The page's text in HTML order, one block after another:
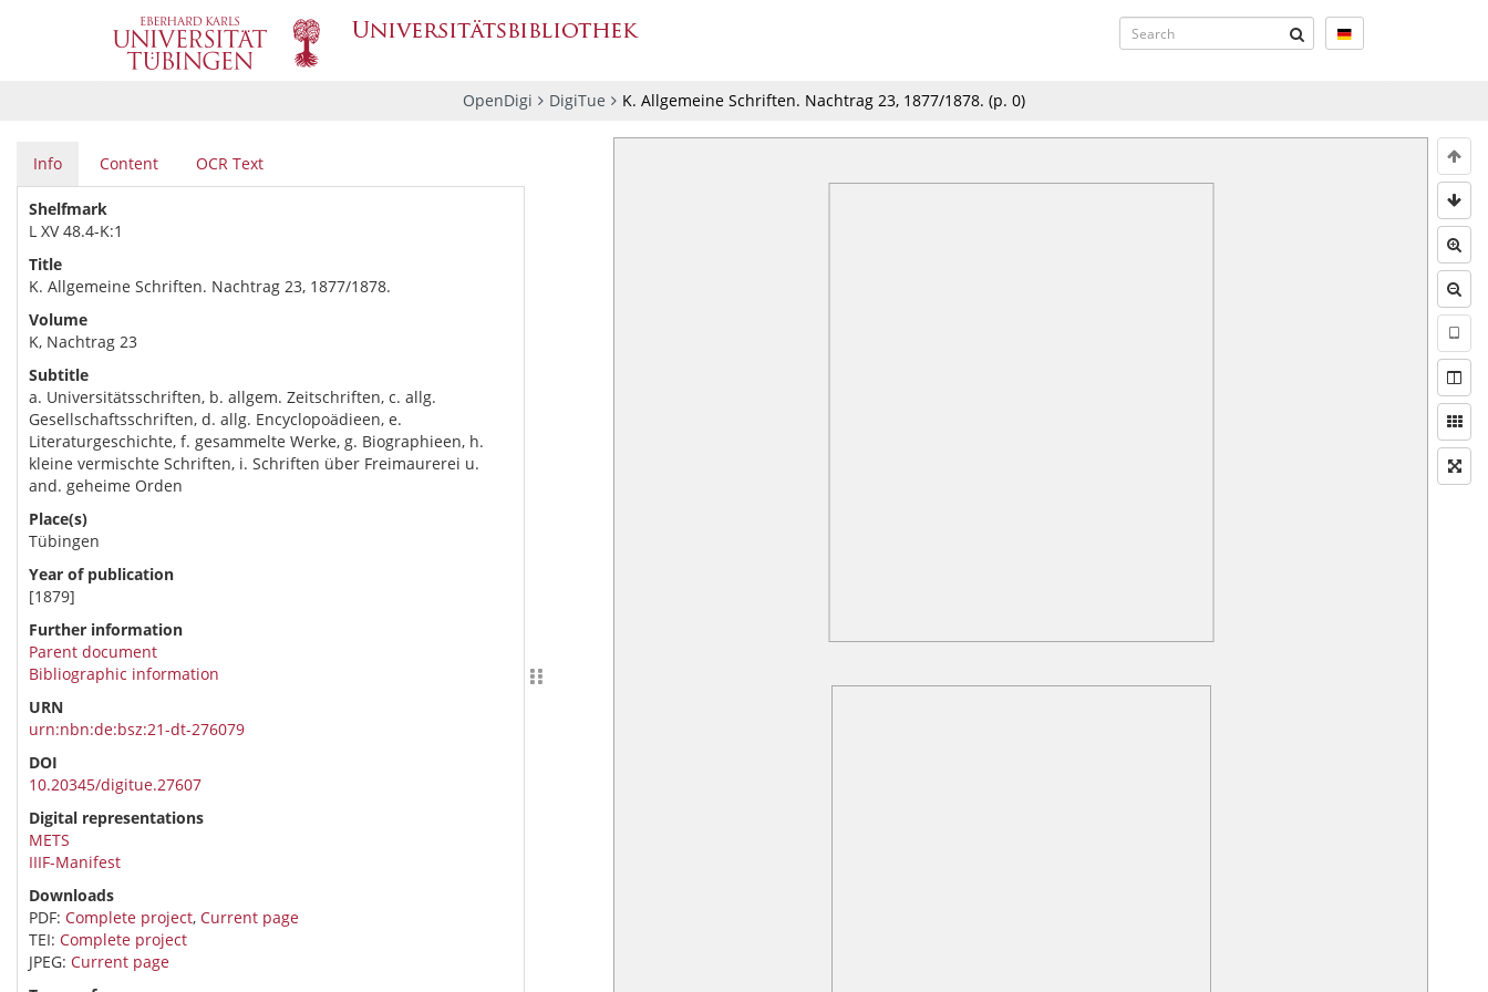
OpenDigi DigiTue K. Allgemeine Schriften. Nachtrag 23, 1877/1878. (p. 0)
Info Content OCR Text
Shelfmark
L XV 48.4-K:1
Title
K. Allgemeine Schriften. Nachtrag 23, 1877/1878.
Volume
K, Nachtrag 23
Subtitle
a. Universitätsschriften, b. allgem. Zeitschriften, c. allg.
Gesellschaftsschriften, d. allg. Encyclopoädieen, e.
Literaturgeschichte, f. gesammelte Werke, g. Biographieen, h.
kleine vermischte Schriften, i. Schriften über Freimaurerei u.
and. geheime Orden
Place(s)
Tübingen
Year of publication
[1879]
Further information
Parent document
Bibliographic information
URN
urn:nbn:de:bsz:21-dt-276079
DOI
10.20345/digitue.27607
Digital representations
METS
IIIF-Manifest
Downloads
PDF: Complete project, Current page
TEI: Complete project
JPEG: Current page